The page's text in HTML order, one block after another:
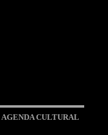
AGENDA CULTURAL